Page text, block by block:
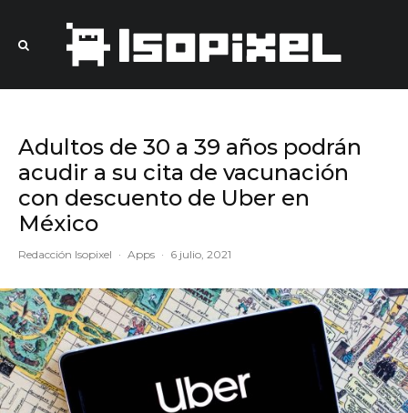
Adultos de 30 a 39 años podrán
acudir a su cita de vacunación
con descuento de Uber en
México
Redacción Isopixel · Apps · 6 julio, 2021